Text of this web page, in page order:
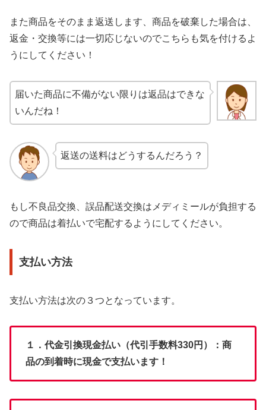
また商品をそのまま返送します、商品を破棄した場合は、
返金・交換等には一切応じないのでこちらも気を付けるよ
うにしてください！
届いた商品に不備がない限りは返品はできな
いんだね！
返送の送料はどうするんだろう？
もし不良品交換、誤品配送交換はメディミールが負担する
ので商品は着払いで宅配するようにしてください。
支払い方法
支払い方法は次の３つとなっています。
１．代金引換現金払い（代引手数料330円）：商
品の到着時に現金で支払います！